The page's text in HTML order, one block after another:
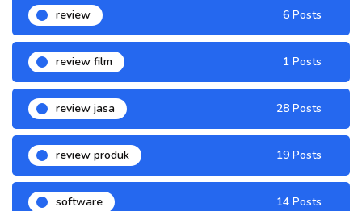
review 6 Posts
review film 1 Posts
review jasa 28 Posts
review produk 19 Posts
software 14 Posts